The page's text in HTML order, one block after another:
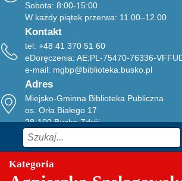
Sobota: 8:00-15:00
W każdy piątek przerwa: 11.00–12.00
Kontakt
tel: +48 41 370 51 60
eDoręczenia: AE:PL-75470-76336-
e-mail: mgbp@biblioteka.busko.pl
Adres
Miejsko-Gminna Biblioteka Publiczna
os. Orła Białego 17
28-100 Busko-Zdrój
Kategoria